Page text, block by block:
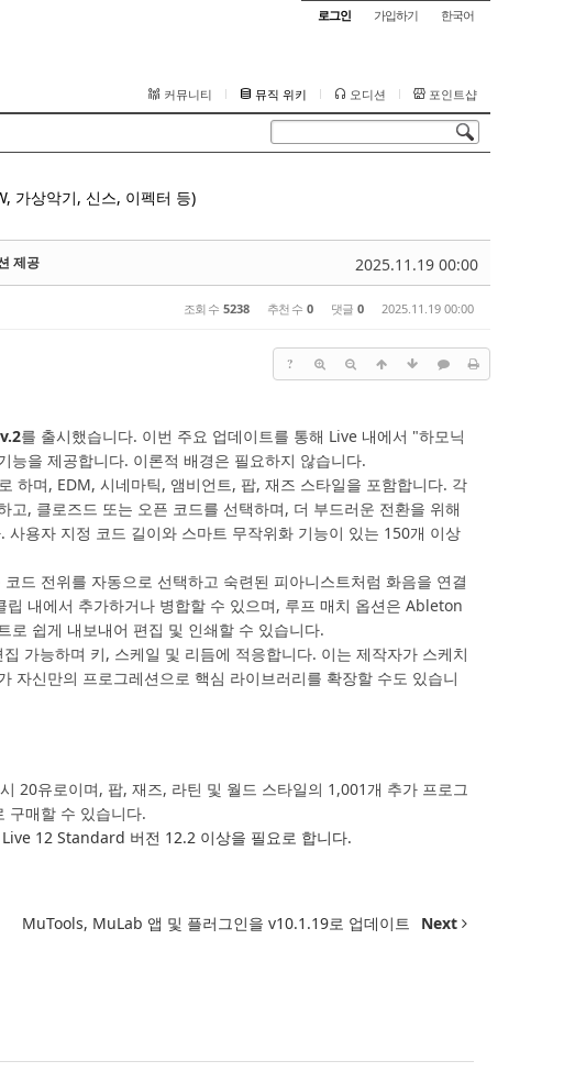
로그인 가입하기 한국어
커뮤니티 뮤직 위키 오디션 포인트샵
가상악기, 신스, 이펙터 등)
2025.11.19 00:00
제공
조회 수 5238 추천 수 0 댓글 0 2025.11.19 00:00
?
를 출시했습니다. 이번 주요 업데이트를 통해 Live 내에서 "하모닉
을 제공합니다. 이론적 배경은 필요하지 않습니다.
하며, EDM, 시네마틱, 앰비언트, 팝, 재즈 스타일을 포함합니다. 각
, 클로즈드 또는 오픈 코드를 선택하며, 더 부드러운 전환을 위해
용자 지정 코드 길이와 스마트 무작위화 기능이 있는 150개 이상
드 전위를 자동으로 선택하고 숙련된 피아니스트처럼 화음을 연결
내에서 추가하거나 병합할 수 있으며, 루프 매치 옵션은 Ableton
로 쉽게 내보내어 편집 및 인쇄할 수 있습니다.
가능하며 키, 스케일 및 리듬에 적응합니다. 이는 제작자가 스케치
자신만의 프로그레션으로 핵심 라이브러리를 확장할 수도 있습니
20유로이며, 팝, 재즈, 라틴 및 월드 스타일의 1,001개 추가 프로그
구매할 수 있습니다.
12 Standard 버전 12.2 이상을 필요로 합니다.
MuTools, MuLab 앱 및 플러그인을 v10.1.19로 업데이트 Next